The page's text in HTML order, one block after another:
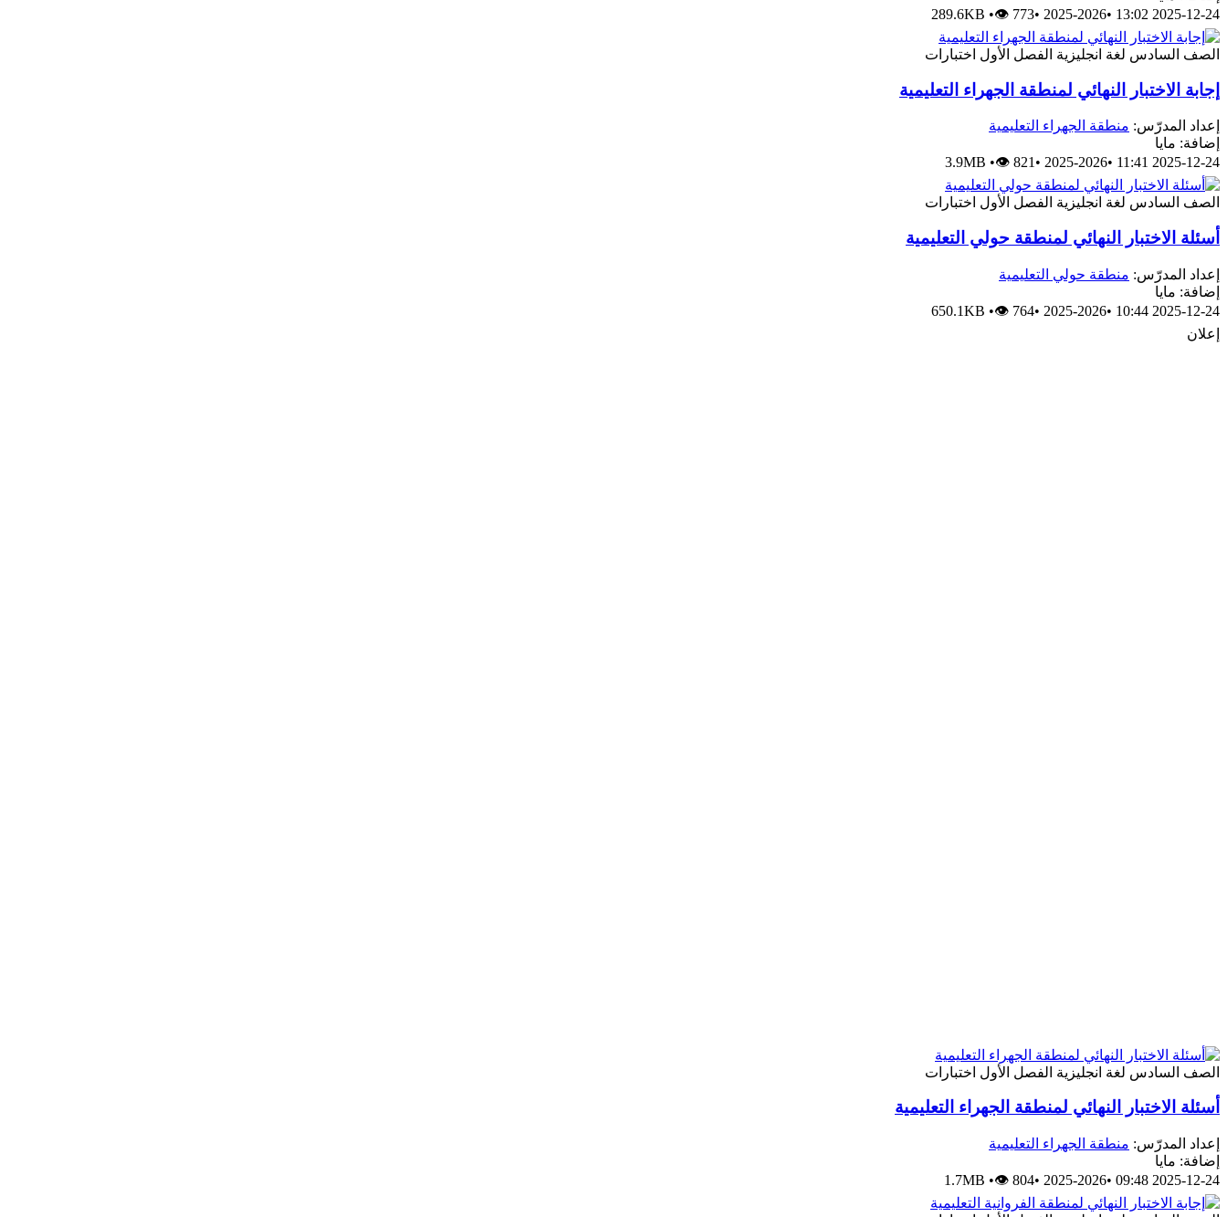
2025-12-24 13:02
•
2025-2026
•
289.6KB •👁 773
الصف السادس لغة انجليزية الفصل الأول اختبارات
إجابة الاختبار النهائي لمنطقة الجهراء التعليمية
إعداد المدرّس: منطقة الجهراء التعليمية
إضافة: مايا
2025-12-24 11:41
•
2025-2026
•
3.9MB •👁 821
الصف السادس لغة انجليزية الفصل الأول اختبارات
أسئلة الاختبار النهائي لمنطقة حولي التعليمية
إعداد المدرّس: منطقة حولي التعليمية
إضافة: مايا
2025-12-24 10:44
•
2025-2026
•
650.1KB •👁 764
إعلان
الصف السادس لغة انجليزية الفصل الأول اختبارات
أسئلة الاختبار النهائي لمنطقة الجهراء التعليمية
إعداد المدرّس: منطقة الجهراء التعليمية
إضافة: مايا
2025-12-24 09:48
•
2025-2026
•
1.7MB •👁 804